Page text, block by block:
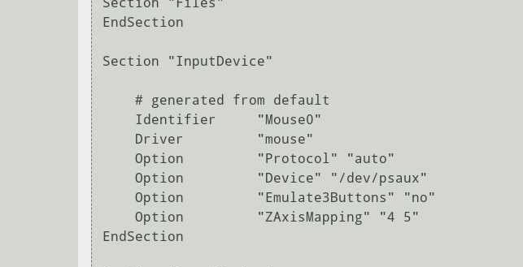
Section "Files"
EndSection
Section "InputDevice"
EndSection